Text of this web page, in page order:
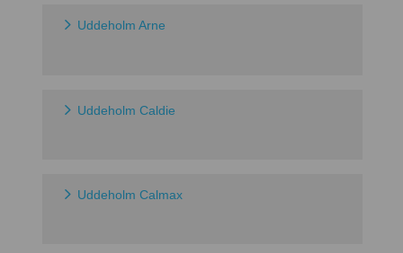
Uddeholm Arne
Uddeholm Caldie
Uddeholm Calmax